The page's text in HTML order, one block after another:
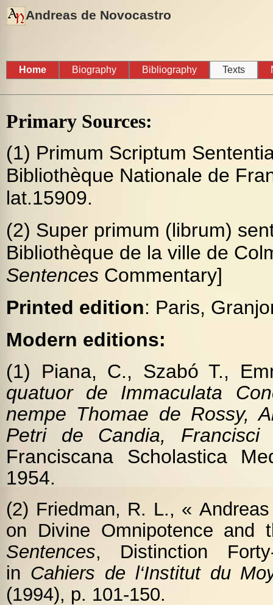
Andreas de Novocastro
Home Biography Bibliography Texts
Primary Sources:
(1) Primum Scriptum
Bibliothèque Nationale de
lat.15909.
(2) Super primum (librum)
Bibliothèque de la ville de
Sentences Commentary]
Printed edition: Paris,
Modern editions:
(1) Piana, C., Szabó T.,
quatuor de Immaculata
nempe Thomae de Rossy,
Petri de Candia, Francisci
Franciscana Scholastica
1954.
(2) Friedman, R. L., «
on Divine Omnipotence
Sentences, Distinction
in Cahiers de l‘Institut du
(1994), p. 101-150.